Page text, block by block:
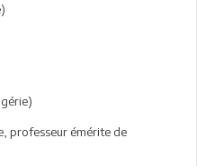
professeur émérite de